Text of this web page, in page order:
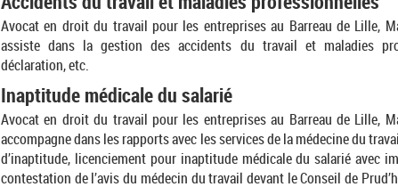
Avocat en droit du travail pour les entreprises au Barreau de Lille,
assiste dans la gestion des accidents du travail et maladies
déclaration, etc.
Inaptitude médicale du salarié
Avocat en droit du travail pour les entreprises au Barreau de Lille,
accompagne dans les rapports avec les services de la médecine du
d’inaptitude, licenciement pour inaptitude médicale du salarié avec
contestation de l’avis du médecin du travail devant le Conseil de